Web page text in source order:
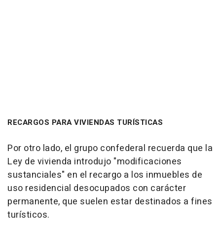
RECARGOS PARA VIVIENDAS TURÍSTICAS
Por otro lado, el grupo confederal recuerda que la
Ley de vivienda introdujo "modificaciones
sustanciales" en el recargo a los inmuebles de
uso residencial desocupados con carácter
permanente, que suelen estar destinados a fines
turísticos.